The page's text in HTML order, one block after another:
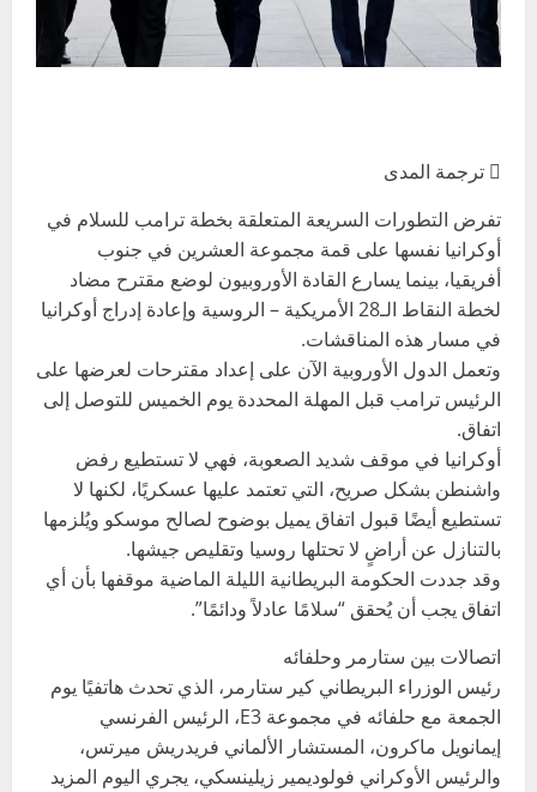
 ترجمة المدى
تفرض التطورات السريعة المتعلقة بخطة ترامب للسلام في
أوكرانيا نفسها على قمة مجموعة العشرين في جنوب
أفريقيا، بينما يسارع القادة الأوروبيون لوضع مقترح مضاد
لخطة النقاط الـ28 الأمريكية – الروسية وإعادة إدراج أوكرانيا
في مسار هذه المناقشات.
وتعمل الدول الأوروبية الآن على إعداد مقترحات لعرضها على
الرئيس ترامب قبل المهلة المحددة يوم الخميس للتوصل إلى
اتفاق.
أوكرانيا في موقف شديد الصعوبة، فهي لا تستطيع رفض
واشنطن بشكل صريح، التي تعتمد عليها عسكريًا، لكنها لا
تستطيع أيضًا قبول اتفاق يميل بوضوح لصالح موسكو ويُلزمها
بالتنازل عن أراضٍ لا تحتلها روسيا وتقليص جيشها.
وقد جددت الحكومة البريطانية الليلة الماضية موقفها بأن أي
اتفاق يجب أن يُحقق “سلامًا عادلاً ودائمًا”.
اتصالات بين ستارمر وحلفائه
رئيس الوزراء البريطاني كير ستارمر، الذي تحدث هاتفيًا يوم
الجمعة مع حلفائه في مجموعة E3، الرئيس الفرنسي
إيمانويل ماكرون، المستشار الألماني فريدريش ميرتس،
والرئيس الأوكراني فولوديمير زيلينسكي، يجري اليوم المزيد